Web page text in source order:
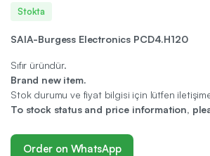
Stokta
SAIA-Burgess Electronics PCD4.H120
Sıfır üründür.
Brand new item.
Stok durumu ve fiyat bilgisi için lütfen
To stock status and price information,
Order on WhatsApp